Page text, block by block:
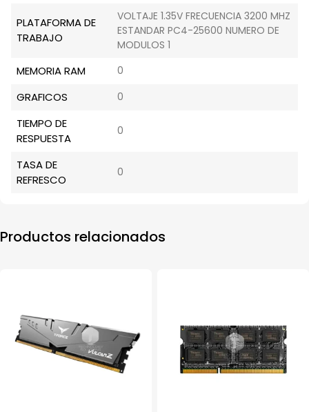
PLATAFORMA DE
TRABAJO
VOLTAJE 1.35V FRECUENCIA 3200 MHZ
ESTANDAR PC4-25600 NUMERO DE
MODULOS 1
MEMORIA RAM 0
GRAFICOS 0
TIEMPO DE
RESPUESTA
0
TASA DE
REFRESCO
0
Productos relacionados